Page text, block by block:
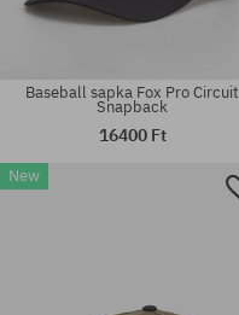
Baseball sapka Fox Pro Circuit
Snapback
16400 Ft
New